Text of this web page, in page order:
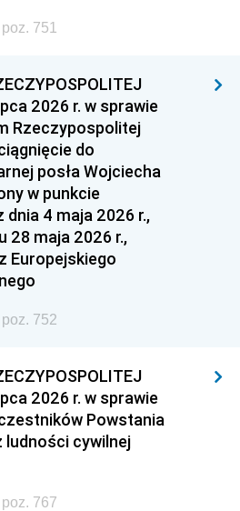
751
2026 r. w sprawie
Rzeczypospolitej
do
posła Wojciecha
w punkcie
4 maja 2026 r.,
28 maja 2026 r.,
Europejskiego
752
2026 r. w sprawie
Powstania
cywilnej
767